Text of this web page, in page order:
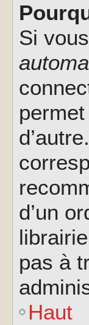
Si
d’un
pas à
Haut